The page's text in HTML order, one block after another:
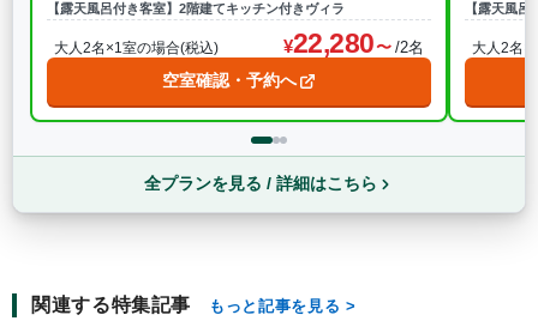
【露天風呂付き客室】2階建てキッチン付きヴィラ
大人2名×1室の場合(税込) 22,280 /2名
空室確認・予約へ
【露天風
大人2名
全プランを見る / 詳細はこちら
関連する特集記事 もっと記事を見る